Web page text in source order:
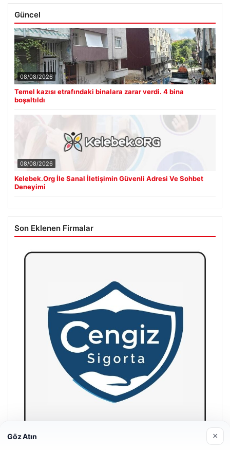
Güncel
08/08/2026
Temel kazısı etrafındaki binalara zarar verdi. 4 bina
boşaltıldı
08/08/2026
Kelebek.Org İle Sanal İletişimin Güvenli Adresi Ve Sohbet
Deneyimi
Son Eklenen Firmalar
Göz Atın ×